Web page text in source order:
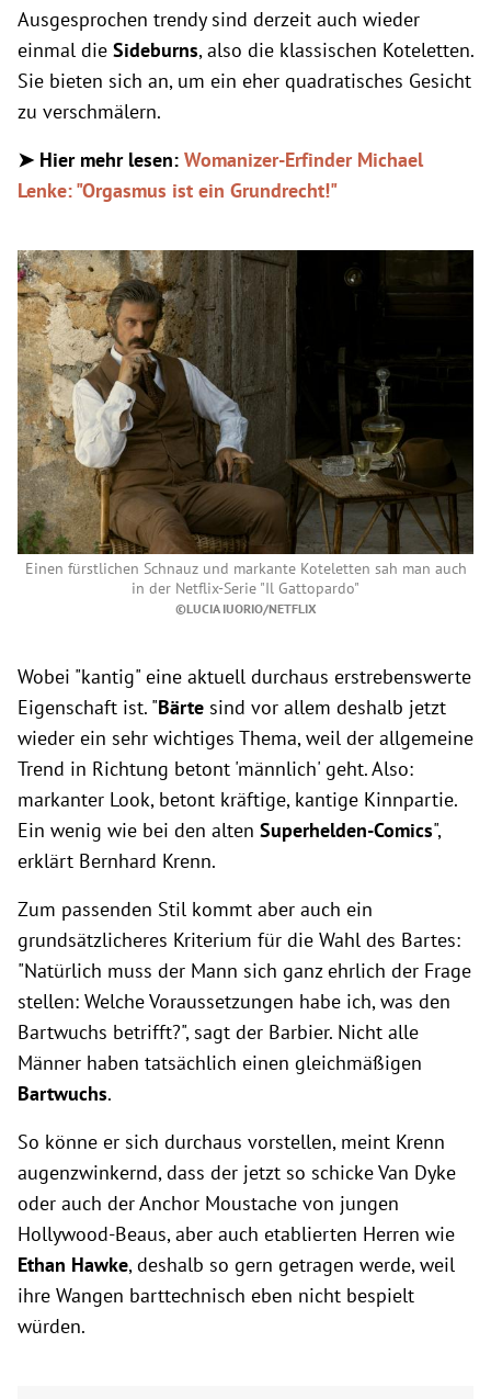
Ausgesprochen trendy sind derzeit auch wieder
einmal die Sideburns, also die klassischen Koteletten.
Sie bieten sich an, um ein eher quadratisches Gesicht
zu verschmälern.
➤ Hier mehr lesen: Womanizer-Erfinder Michael
Lenke: "Orgasmus ist ein Grundrecht!"
Einen fürstlichen Schnauz und markante Koteletten sah man auch
in der Netflix-Serie "Il Gattopardo"
©LUCIA IUORIO/NETFLIX
Wobei "kantig" eine aktuell durchaus erstrebenswerte
Eigenschaft ist. "Bärte sind vor allem deshalb jetzt
wieder ein sehr wichtiges Thema, weil der allgemeine
Trend in Richtung betont 'männlich' geht. Also:
markanter Look, betont kräftige, kantige Kinnpartie.
Ein wenig wie bei den alten Superhelden-Comics",
erklärt Bernhard Krenn.
Zum passenden Stil kommt aber auch ein
grundsätzlicheres Kriterium für die Wahl des Bartes:
"Natürlich muss der Mann sich ganz ehrlich der Frage
stellen: Welche Voraussetzungen habe ich, was den
Bartwuchs betrifft?", sagt der Barbier. Nicht alle
Männer haben tatsächlich einen gleichmäßigen
Bartwuchs.
So könne er sich durchaus vorstellen, meint Krenn
augenzwinkernd, dass der jetzt so schicke Van Dyke
oder auch der Anchor Moustache von jungen
Hollywood-Beaus, aber auch etablierten Herren wie
Ethan Hawke, deshalb so gern getragen werde, weil
ihre Wangen barttechnisch eben nicht bespielt
würden.